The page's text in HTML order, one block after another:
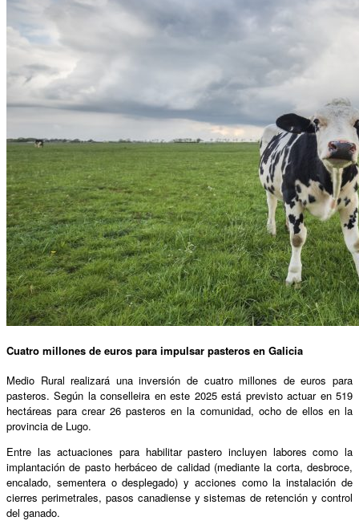
Cuatro millones de euros para impulsar pasteros en Galicia
Medio Rural realizará una inversión de cuatro millones de euros para
pasteros. Según la conselleira en este 2025 está previsto actuar en 519
hectáreas para crear 26 pasteros en la comunidad, ocho de ellos en la
provincia de Lugo.
Entre las actuaciones para habilitar pastero incluyen labores como la
implantación de pasto herbáceo de calidad (mediante la corta, desbroce,
encalado, sementera o desplegado) y acciones como la instalación de
cierres perimetrales, pasos canadiense y sistemas de retención y control
del ganado.